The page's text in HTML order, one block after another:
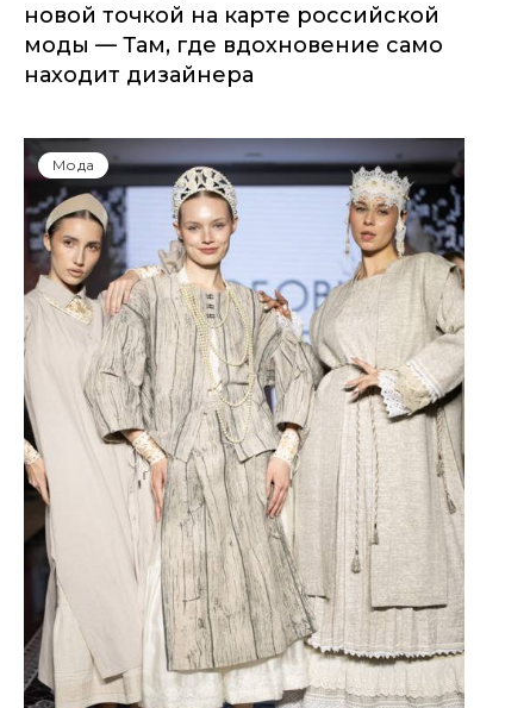
новой точкой на карте российской
моды — Там, где вдохновение само
находит дизайнера
Мода